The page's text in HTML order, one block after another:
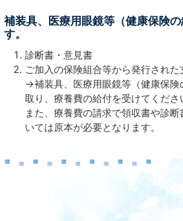
補装具、医療用眼鏡等（健康保険
す。
診断書・意見書
ご加入の保険組合等から発行され
→補装具、医療用眼鏡等（健康保険
取り、療養費の給付を受けてくだ
また、療養費の請求で領収書や診
いては原本が必要となります。